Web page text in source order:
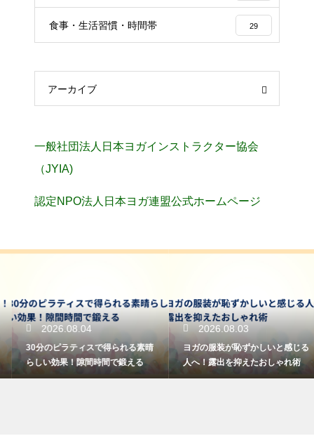
食事・生活習慣・時間帯 29
アーカイブ
一般社団法人日本ヨガインストラクター協会
（JYIA)
認定NPO法人日本ヨガ連盟公式ホームページ
2026.08.04
30分のピラティスで得られる素晴
らしい効果！隙間時間で鍛える
2026.08.03
ヨガの服装が恥ずかしいと感じる
人へ！露出を抑えたおしゃれ術